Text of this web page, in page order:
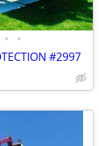
• •
#2997